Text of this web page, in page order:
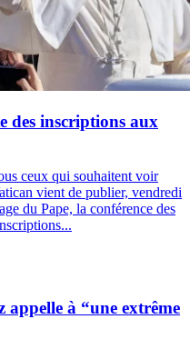
des inscriptions aux
ceux qui souhaitent voir
vient de publier, vendredi
du Pape, la conférence des
à “une extrême